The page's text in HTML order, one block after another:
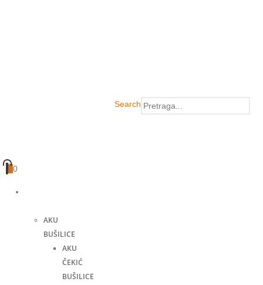
Search
00
AKU
BUŠILICE
AKU
ČEKIĆ
BUŠILICE